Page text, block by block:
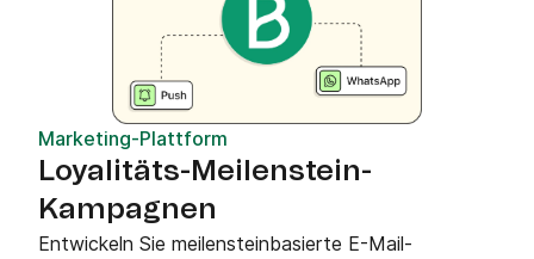
Marketing-Plattform
Loyalitäts-Meilenstein-
Kampagnen
Entwickeln Sie meilensteinbasierte E-Mail-